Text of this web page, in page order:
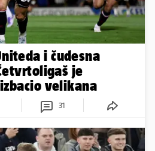
i čudesna
je
velikana
31